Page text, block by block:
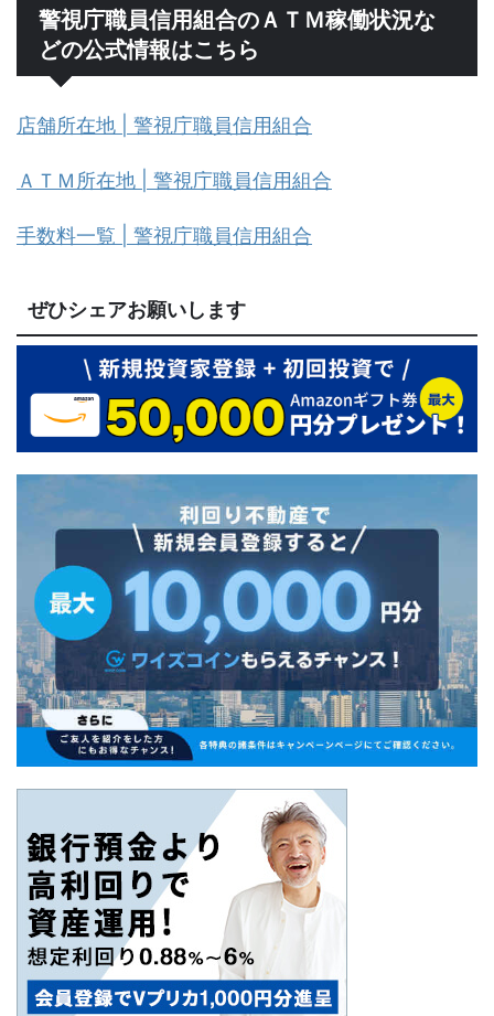
警視庁職員信用組合のＡＴＭ稼働状況な
どの公式情報はこちら
店舗所在地 | 警視庁職員信用組合
ＡＴＭ所在地 | 警視庁職員信用組合
手数料一覧 | 警視庁職員信用組合
ぜひシェアお願いします